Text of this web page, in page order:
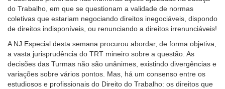
do Trabalho, em que se questionam a validade de normas
coletivas que estariam negociando direitos inegociáveis, dispondo
de direitos indisponíveis, ou renunciando a direitos irrenunciáveis!
A NJ Especial desta semana procurou abordar, de forma objetiva,
a vasta jurisprudência do TRT mineiro sobre a questão. As
decisões das Turmas não são unânimes, existindo divergências e
variações sobre vários pontos. Mas, há um consenso entre os
estudiosos e profissionais do Direito do Trabalho: os direitos que